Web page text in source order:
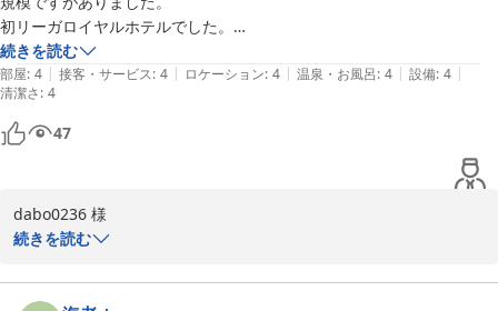
2026-07-24
初リーガロイヤルホテルでした。
よい経験になりました。
続きを読む
部屋: 4 | 接客・サービス: 4 | ロケーション: 4 | 温泉・お風呂: 4 | 設備: 4 |
清潔さ: 4
47
dabo0236 様
ざいました。
続きを読む